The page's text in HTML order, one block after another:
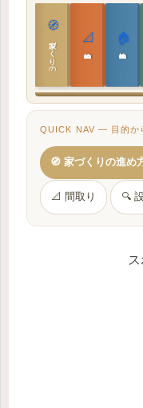
🧭
家づくりの教科書 📐
実施設計の教科書
🏠
性能設計の教科書
QUICK NAV — 目的か
🧭 家づくりの進め
📐 間取り 🔍